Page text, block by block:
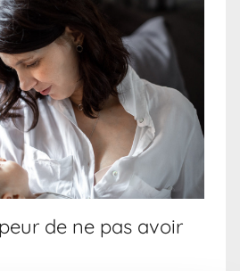
de ne pas avoir